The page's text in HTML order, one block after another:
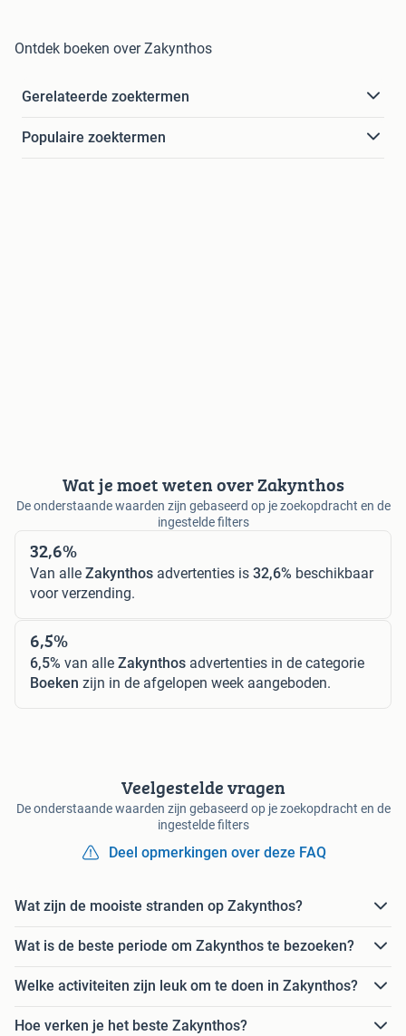
Ontdek boeken over Zakynthos
Gerelateerde zoektermen
Populaire zoektermen
Wat je moet weten over Zakynthos
De onderstaande waarden zijn gebaseerd op je zoekopdracht en de
ingestelde filters
32,6%
Van alle Zakynthos advertenties is 32,6% beschikbaar
voor verzending.
6,5%
6,5% van alle Zakynthos advertenties in de categorie
Boeken zijn in de afgelopen week aangeboden.
Veelgestelde vragen
De onderstaande waarden zijn gebaseerd op je zoekopdracht en de
ingestelde filters
Deel opmerkingen over deze FAQ
Wat zijn de mooiste stranden op Zakynthos?
Wat is de beste periode om Zakynthos te bezoeken?
Welke activiteiten zijn leuk om te doen in Zakynthos?
Hoe verken je het beste Zakynthos?